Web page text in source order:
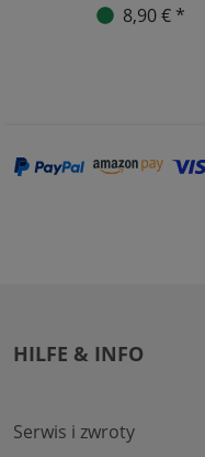
8,90 € *
HILFE & INFO
Serwis i zwroty